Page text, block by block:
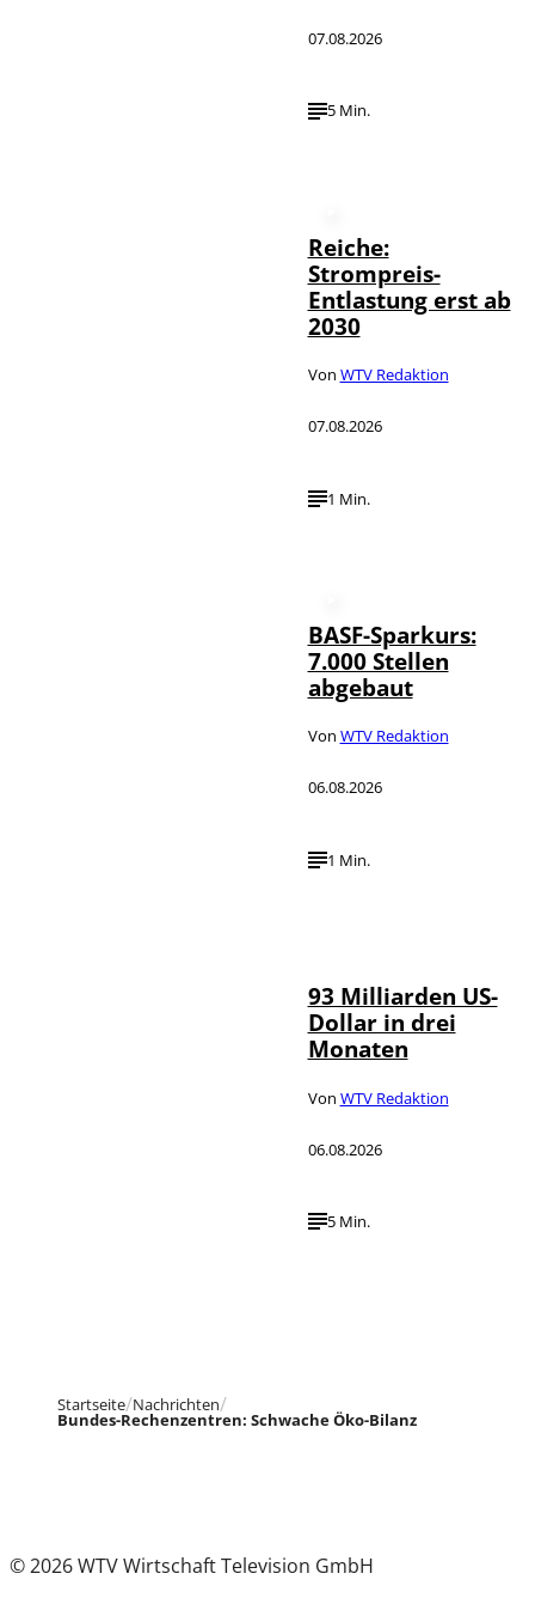
07.08.2026
5 Min.
Reiche:
Strompreis-
Entlastung erst ab
2030
Von WTV Redaktion
07.08.2026
1 Min.
BASF-Sparkurs:
7.000 Stellen
abgebaut
Von WTV Redaktion
06.08.2026
1 Min.
93 Milliarden US-
Dollar in drei
Monaten
Von WTV Redaktion
06.08.2026
5 Min.
Startseite Nachrichten
Bundes-Rechenzentren: Schwache Öko-Bilanz
© 2026 WTV Wirtschaft Television GmbH